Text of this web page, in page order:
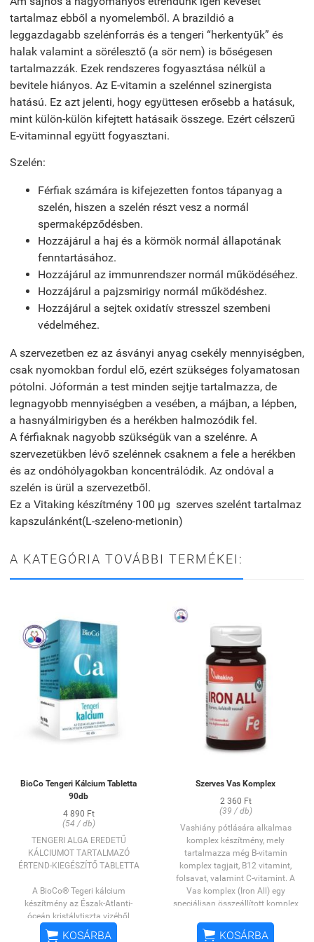
tartalmaz ebből a nyomelemből. A brazildió a
leggazdagabb szelénforrás és a tengeri “herkentyűk” és
halak valamint a sörélesztő (a sör nem) is bőségesen
tartalmazzák. Ezek rendszeres fogyasztása nélkül a
bevitele hiányos. Az E-vitamin a szelénnel szinergista
hatású. Ez azt jelenti, hogy együttesen erősebb a hatásuk,
mint külön-külön kifejtett hatásaik összege. Ezért célszerű
E-vitaminnal együtt fogyasztani.
Szelén:
Férfiak számára is kifejezetten fontos tápanyag a
szelén, hiszen a szelén részt vesz a normál
spermaképződésben.
Hozzájárul a haj és a körmök normál állapotának
fenntar­tásához.
Hozzájárul az immunrendszer normál működéséhez.
Hozzájárul a pajzsmirigy normál működéshez.
Hozzájárul a sejtek oxidatív stresszel szembeni
védelméhez.
A szervezetben ez az ásványi anyag csekély mennyiségben,
csak nyomokban fordul elő, ezért szükséges folyamatosan
pótolni. Jóformán a test minden sejtje tartalmazza, de
legnagyobb mennyiségben a vesében, a májban, a lépben,
a hasnyálmirigyben és a herékben halmozódik fel.
A férfiaknak nagyobb szükségük van a szelénre. A
szervezetükben lévő szelénnek csaknem a fele a herékben
és az ondóhólyagokban koncentrálódik. Az ondóval a
szelén is ürül a szervezetből.
Ez a Vitaking készítmény 100 µg szerves szelént tartalmaz
kapszulánként(L-szeleno-metionin)
A KATEGÓRIA TOVÁBBI TERMÉKEI:
BioCo Tengeri Kálcium Tabletta
90db
4 890 Ft
(54 / db)
TENGERI ALGA EREDETŰ
KÁLCIUMOT TARTALMAZÓ
ÉRTEND-KIEGÉSZÍTŐ TABLETTA
A BioCo® Tegeri kálcium
készítmény az Észak-Atlanti-
óceán kristálytiszta vizéből
származó növényi, alga eredetű
 KOSÁRBA
Szerves Vas Komplex
2 360 Ft
(39 / db)
Vashiány pótlására alkalmas
komplex készítmény, mely
tartalmazza még B-vitamin
komplex tagjait, B12 vitamint,
folsavat, valamint C-vitamint. A
Vas komplex (Iron All) egy
speciálisan összeállított komplex
tartalmazza többek között a B-
 KOSÁRBA